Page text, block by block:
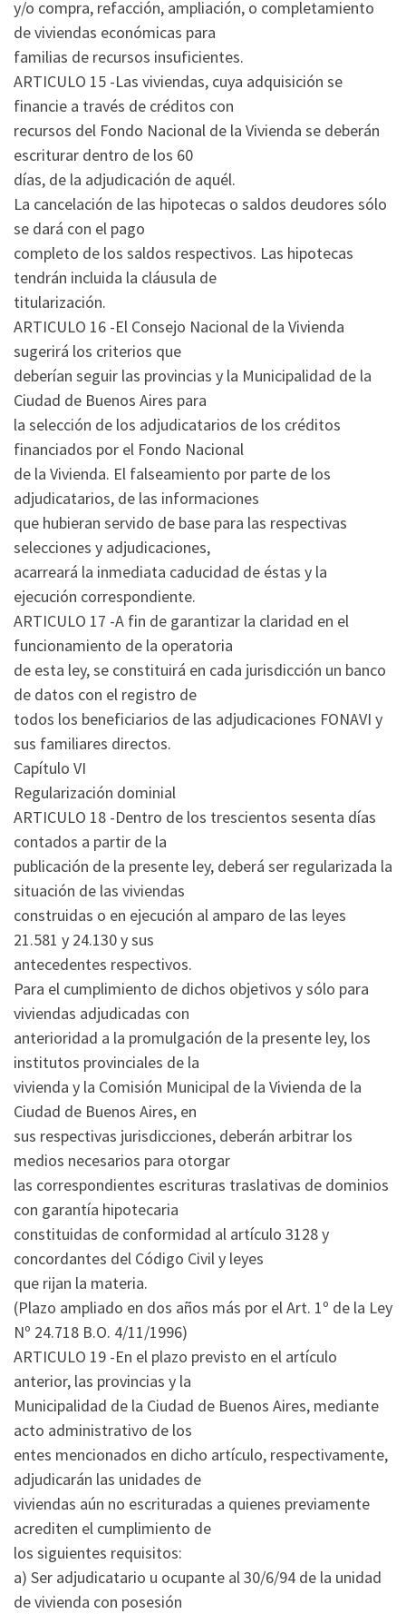
y/o compra, refacción, ampliación, o completamiento
de viviendas económicas para
familias de recursos insuficientes.
ARTICULO 15 -Las viviendas, cuya adquisición se
financie a través de créditos con
recursos del Fondo Nacional de la Vivienda se deberán
escriturar dentro de los 60
días, de la adjudicación de aquél.
La cancelación de las hipotecas o saldos deudores sólo
se dará con el pago
completo de los saldos respectivos. Las hipotecas
tendrán incluida la cláusula de
titularización.
ARTICULO 16 -El Consejo Nacional de la Vivienda
sugerirá los criterios que
deberían seguir las provincias y la Municipalidad de la
Ciudad de Buenos Aires para
la selección de los adjudicatarios de los créditos
financiados por el Fondo Nacional
de la Vivienda. El falseamiento por parte de los
adjudicatarios, de las informaciones
que hubieran servido de base para las respectivas
selecciones y adjudicaciones,
acarreará la inmediata caducidad de éstas y la
ejecución correspondiente.
ARTICULO 17 -A fin de garantizar la claridad en el
funcionamiento de la operatoria
de esta ley, se constituirá en cada jurisdicción un banco
de datos con el registro de
todos los beneficiarios de las adjudicaciones FONAVI y
sus familiares directos.
Capítulo VI
Regularización dominial
ARTICULO 18 -Dentro de los trescientos sesenta días
contados a partir de la
publicación de la presente ley, deberá ser regularizada la
situación de las viviendas
construidas o en ejecución al amparo de las leyes
21.581 y 24.130 y sus
antecedentes respectivos.
Para el cumplimiento de dichos objetivos y sólo para
viviendas adjudicadas con
anterioridad a la promulgación de la presente ley, los
institutos provinciales de la
vivienda y la Comisión Municipal de la Vivienda de la
Ciudad de Buenos Aires, en
sus respectivas jurisdicciones, deberán arbitrar los
medios necesarios para otorgar
las correspondientes escrituras traslativas de dominios
con garantía hipotecaria
constituidas de conformidad al artículo 3128 y
concordantes del Código Civil y leyes
que rijan la materia.
(Plazo ampliado en dos años más por el Art. 1º de la Ley
Nº 24.718 B.O. 4/11/1996)
ARTICULO 19 -En el plazo previsto en el artículo
anterior, las provincias y la
Municipalidad de la Ciudad de Buenos Aires, mediante
acto administrativo de los
entes mencionados en dicho artículo, respectivamente,
adjudicarán las unidades de
viviendas aún no escrituradas a quienes previamente
acrediten el cumplimiento de
los siguientes requisitos:
a) Ser adjudicatario u ocupante al 30/6/94 de la unidad
de vivienda con posesión